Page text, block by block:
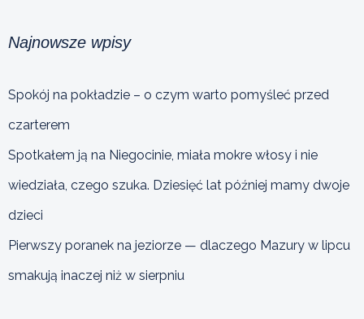
Najnowsze wpisy
Spokój na pokładzie – o czym warto pomyśleć przed
czarterem
Spotkałem ją na Niegocinie, miała mokre włosy i nie
wiedziała, czego szuka. Dziesięć lat później mamy dwoje
dzieci
Pierwszy poranek na jeziorze — dlaczego Mazury w lipcu
smakują inaczej niż w sierpniu